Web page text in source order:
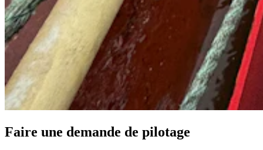
Faire une demande de pilotage